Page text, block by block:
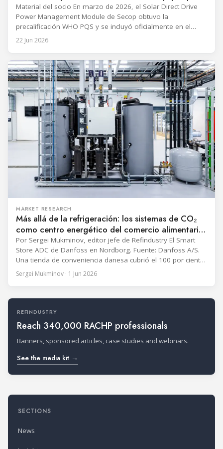
hizo posible
Material del socio En marzo de 2026, el Solar Direct Drive
Power Management Module de Secop obtuvo la
precalificación WHO PQS y se incluyó oficialmente en el
Catálogo de Dispositivos de Inmunización Precalificados de
la OMS. El WHO IMD-PQS (programa de rendimiento, calidad
referencia mundial para
22 Jun 2026
MARKET RESEARCH
Más allá de la refrigeración: los sistemas de CO₂
como centro energético del comercio alimentario
moderno
Por Sergei Mukminov, editor jefe de Refindustry El Smart
Store ADC de Danfoss en Nordborg. Fuente: Danfoss A/S.
Una tienda de conveniencia danesa cubrió el 100 por ciento
de su demanda de calefacción con calor residual de la
refrigeración durante el invierno más frío en más de una
Sergei Mukminov · 1 Jun 2026
REFINDUSTRY
Reach 340,000 RACHP professionals
Banners, sponsored articles, case studies and webinars.
See the media kit →
SECTIONS
News